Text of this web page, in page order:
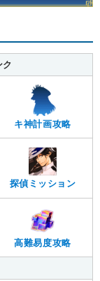
ク
キ神計画攻略
探偵ミッション
高難易度攻略